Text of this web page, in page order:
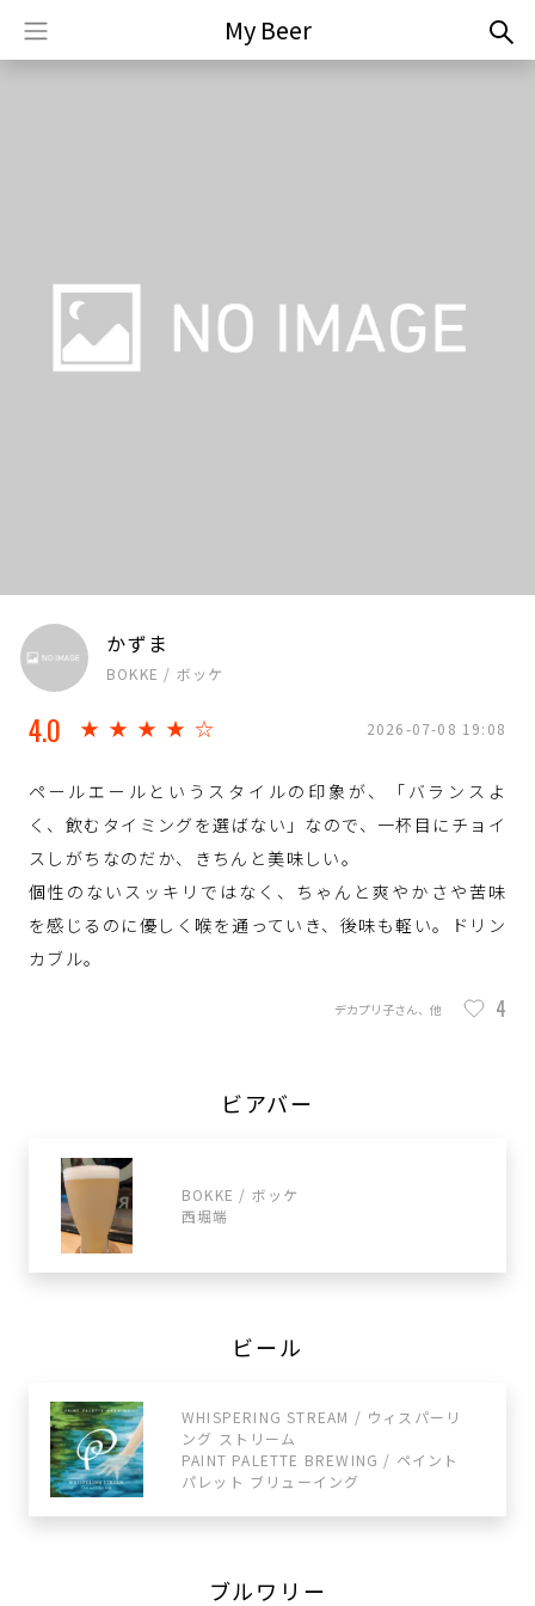
My Beer
かずま
BOKKE / ボッケ
4.0 ★★★★☆ 2026-07-08 19:08
ペールエールというスタイルの印象が、「バランスよ
く、飲むタイミングを選ばない」なので、一杯目にチョイ
スしがちなのだか、きちんと美味しい。
個性のないスッキリではなく、ちゃんと爽やかさや苦味
を感じるのに優しく喉を通っていき、後味も軽い。ドリン
カブル。
4
デカプリ子さん、他
ビアバー
BOKKE / ボッケ
西堀端
ビール
WHISPERING STREAM / ウィスパーリ
ング ストリーム
PAINT PALETTE BREWING / ペイント
パレット ブリューイング
ブルワリー